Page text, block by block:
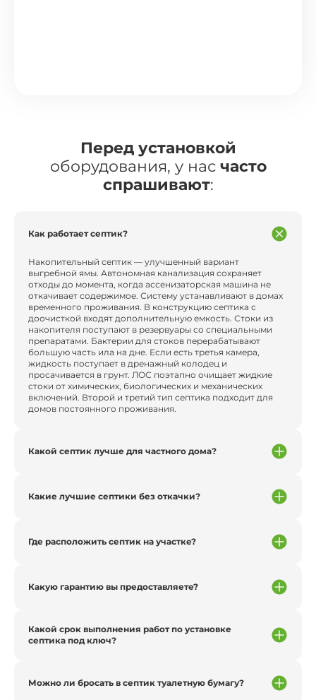
Перед установкой
оборудования, у нас часто
спрашивают:
Как работает септик?
Накопительный септик — улучшенный вариант
выгребной ямы. Автономная канализация сохраняет
отходы до момента, когда ассенизаторская машина не
откачивает содержимое. Систему устанавливают в домах
временного проживания. В конструкцию септика с
доочисткой входят дополнительную емкость. Стоки из
накопителя поступают в резервуары со специальными
препаратами. Бактерии для стоков перерабатывают
большую часть ила на дне. Если есть третья камера,
жидкость поступает в дренажный колодец и
просачивается в грунт. ЛОС поэтапно очищает жидкие
стоки от химических, биологических и механических
включений. Второй и третий тип септика подходит для
домов постоянного проживания.
Какой септик лучше для частного дома?
Какие лучшие септики без откачки?
Где расположить септик на участке?
Какую гарантию вы предоставляете?
Какой срок выполнения работ по установке
септика под ключ?
Можно ли бросать в септик туалетную бумагу?